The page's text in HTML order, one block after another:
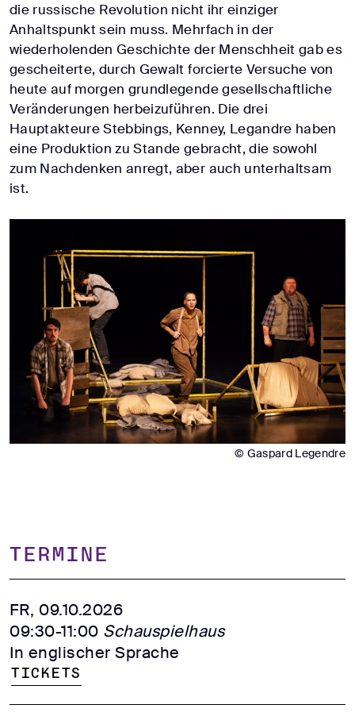
die russische Revolution nicht ihr einziger
Anhaltspunkt sein muss. Mehrfach in der
wiederholenden Geschichte der Menschheit gab es
gescheiterte, durch Gewalt forcierte Versuche von
heute auf morgen grundlegende gesellschaftliche
Veränderungen herbeizuführen. Die drei
Hauptakteure Stebbings, Kenney, Legandre haben
eine Produktion zu Stande gebracht, die sowohl
zum Nachdenken anregt, aber auch unterhaltsam
ist.
© Gaspard Legendre
TERMINE
FR, 09.10.2026
09:30-11:00 Schauspielhaus
In englischer Sprache
Tickets